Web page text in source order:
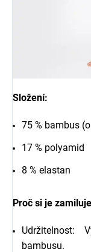
Složení:
75 % bambus
17 % polyamid
8 % elastan
Proč si je
Udržitelnost:
bambusu.